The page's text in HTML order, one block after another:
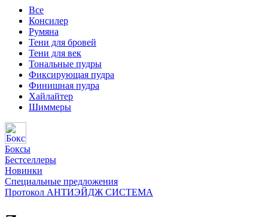
Все
Консилер
Румяна
Тени для бровей
Тени для век
Тональные пудры
Фиксирующая пудра
Финишная пудра
Хайлайтер
Шиммеры
Боксы
Бестселлеры
Новинки
Специальные предложения
Протокол АНТИЭЙДЖ СИСТЕМА